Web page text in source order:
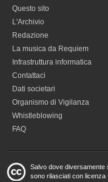
Questo sito
L'Archivio
Redazione
La musica da Requiem
Infrastruttura informatica
Contattaci
Dati societari
Organismo di Vigilanza
Whistleblowing
FAQ
Salvo dove diversamente
sono rilasciati con licenza